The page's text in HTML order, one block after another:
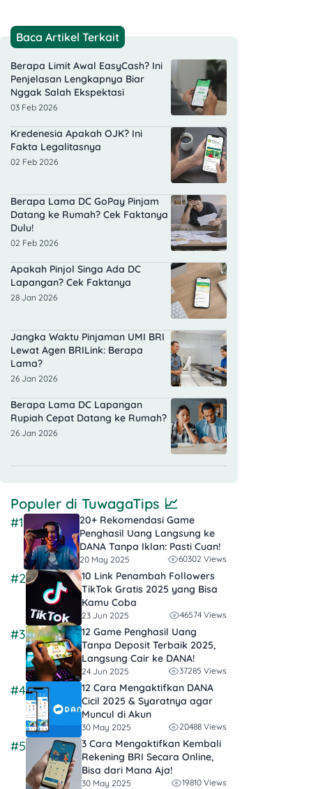
Baca Artikel Terkait
Berapa Limit Awal EasyCash? Ini
Penjelasan Lengkapnya Biar
Nggak Salah Ekspektasi
03 Feb 2026
Kredenesia Apakah OJK? Ini
Fakta Legalitasnya
02 Feb 2026
Berapa Lama DC GoPay Pinjam
Datang ke Rumah? Cek Faktanya
Dulu!
02 Feb 2026
Apakah Pinjol Singa Ada DC
Lapangan? Cek Faktanya
28 Jan 2026
Jangka Waktu Pinjaman UMI BRI
Lewat Agen BRILink: Berapa
Lama?
26 Jan 2026
Berapa Lama DC Lapangan
Rupiah Cepat Datang ke Rumah?
26 Jan 2026
Populer di TuwagaTips 📈
#1
20+ Rekomendasi Game
Penghasil Uang Langsung ke
DANA Tanpa Iklan​: Pasti Cuan!
20 May 2025 60302 Views
#2
10 Link Penambah Followers
TikTok Gratis​ 2025 yang Bisa
Kamu Coba
23 Jun 2025 46574 Views
#3
12 Game Penghasil Uang
Tanpa Deposit Terbaik 2025,
Langsung Cair ke DANA!
24 Jun 2025 37285 Views
#4
12 Cara Mengaktifkan DANA
Cicil 2025 & Syaratnya agar
Muncul di Akun
30 May 2025 20488 Views
#5
3 Cara Mengaktifkan Kembali
Rekening BRI Secara Online,
Bisa dari Mana Aja!
30 May 2025 19810 Views